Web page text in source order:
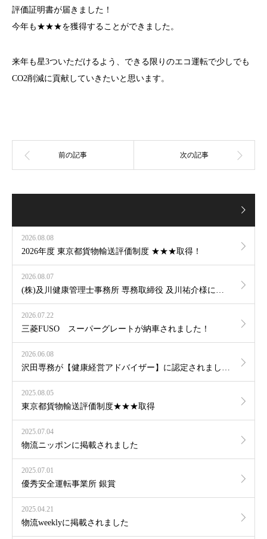
評価証明書が届きました！
今年も★★★を獲得することができました。
来年も星3ついただけるよう、できる限りのエコ運転で少しでも
CO2削減に貢献していきたいと思います。
2026.08.08
2026年度 東京都貨物輸送評価制度 ★★★取得！
2026.08.07
2026.07.22
三菱FUSO スーパーグレートが納車されました！
2026.06.08
2025.08.05
東京都貨物輸送評価制度★★★取得
2025.07.04
物流ニッポンに掲載されました
2025.07.01
優秀安全運転事業所 銀賞
2025.04.21
物流weeklyに掲載されました